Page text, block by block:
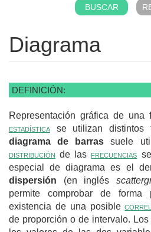
Diagrama
DEFINICIÓN:
Representación gráfica de una
estadística se utilizan distintos
diagrama de barras suele
distribución de las frecuencias
especial de diagrama es el
dispersión (en inglés
permite comprobar de
existencia de una posible
de proporción o de intervalo.